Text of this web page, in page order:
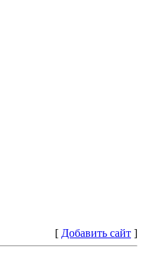
[ Добавить сайт ]